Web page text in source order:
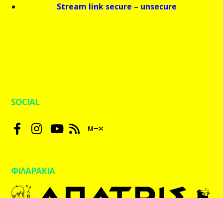
Stream link secure – unsecure
SOCIAL
ΦΙΛΑΡΑΚΙΑ